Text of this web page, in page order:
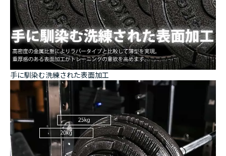
手に馴染む洗練された表面加工